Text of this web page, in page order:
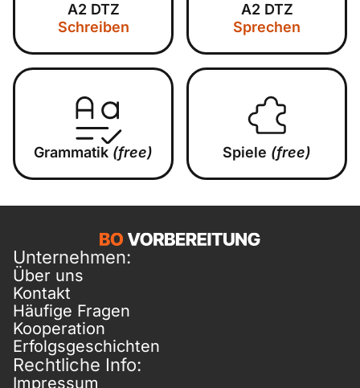
A2 DTZ
Schreiben
A2 DTZ
Sprechen
Grammatik (free) Spiele (free)
Unternehmen:
Über uns
Kontakt
Häufige Fragen
Kooperation
Erfolgsgeschichten
Rechtliche Info:
Impressum